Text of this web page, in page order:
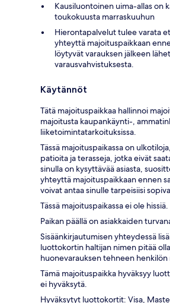
Kausiluontoinen uima-allas on
toukokuusta marraskuuhun
Hierontapalvelut tulee varata
yhteyttä majoituspaikkaan
löytyvät varauksen jälkeen
varausvahvistuksesta.
Käytännöt
Tätä majoituspaikkaa hallinnoi
majoitusta kaupankäynti-,
liiketoimintatarkoituksissa.
Tässä majoituspaikassa on
patioita ja terasseja, jotka eivät
sinulla on kysyttävää asiasta,
yhteyttä majoituspaikkaan ennen
voivat antaa sinulle tarpeisiisi
Tässä majoituspaikassa ei ole hissiä.
Paikan päällä on asiakkaiden
Sisäänkirjautumisen yhteydessä
luottokortin haltijan nimen pitää
huonevarauksen tehneen henkilön
Tämä majoituspaikka hyväksyy
ei hyväksytä.
Hyväksytyt luottokortit: Visa,